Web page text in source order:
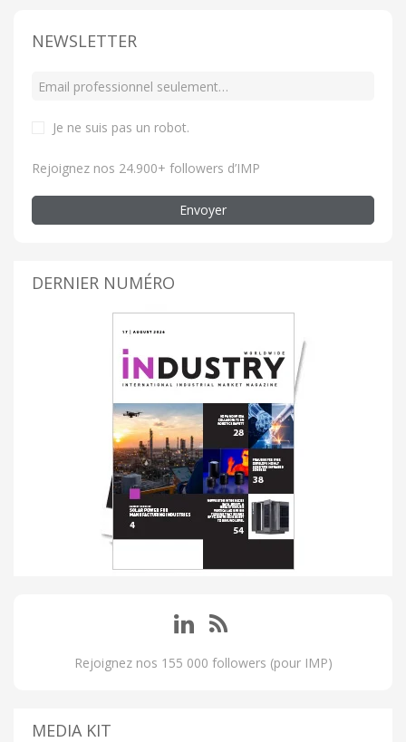
NEWSLETTER
Je ne suis pas un robot.
Rejoignez nos 24.900+ followers d’IMP
Envoyer
DERNIER NUMÉRO
Rejoignez nos 155 000 followers (pour IMP)
MEDIA KIT